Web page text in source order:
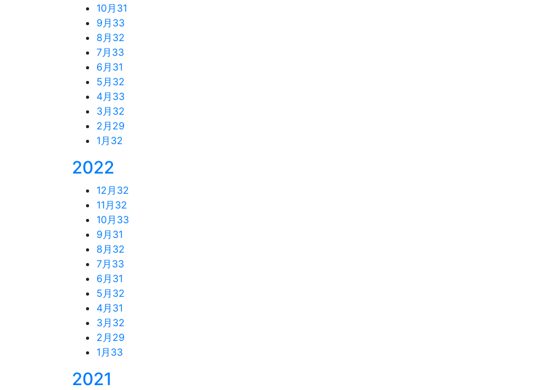
10月 31
9月 33
8月 32
7月 33
6月 31
5月 32
4月 33
3月 32
2月 29
1月 32
2022
12月 32
11月 32
10月 33
9月 31
8月 32
7月 33
6月 31
5月 32
4月 31
3月 32
2月 29
1月 33
2021